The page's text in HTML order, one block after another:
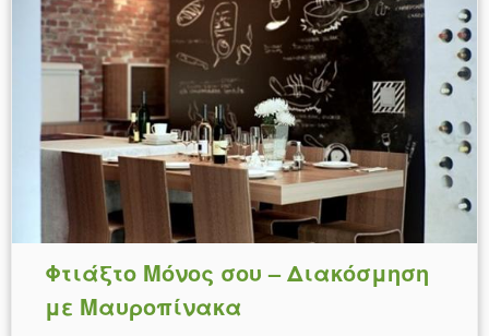
Φτιάξτο Μόνος σου – Διακόσμηση
με Μαυροπίνακα